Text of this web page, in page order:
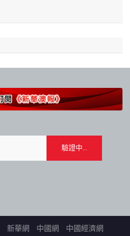
新華網 中國網 中國經濟網